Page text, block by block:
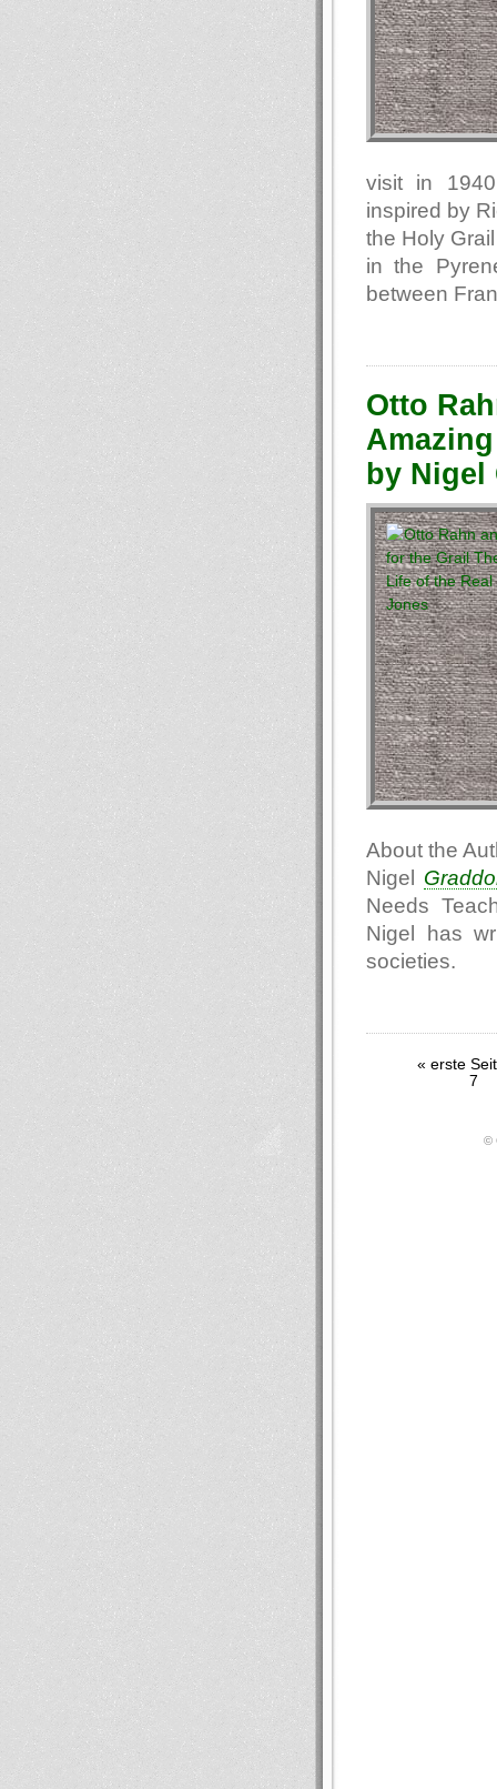
visit in
inspired by
the Holy
in the
between
Otto
by Nigel
About the
Nigel
Needs
Nigel has
societies.
« erste
7
©